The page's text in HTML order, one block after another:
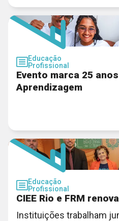
Educação
Profissional
Evento marca 25
Aprendizagem
Educação
Profissional
CIEE Rio e FRM
Instituições trabalham